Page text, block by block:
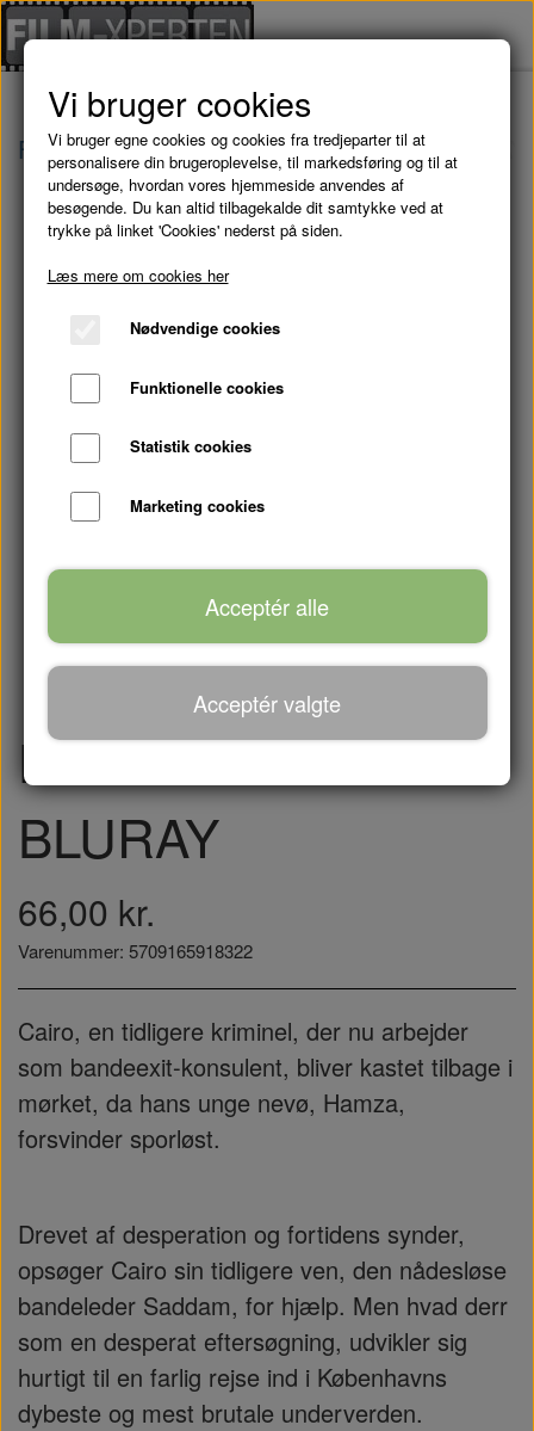
Forside Danske Film HELE VEJEN - BLURAY
HELE VEJEN -
BLURAY
66,00 kr.
Varenummer: 5709165918322
Cairo, en tidligere kriminel, der nu arbejder
som bandeexit-konsulent, bliver kastet tilbage i
mørket, da hans unge nevø, Hamza,
forsvinder sporløst.
Drevet af desperation og fortidens synder,
opsøger Cairo sin tidligere ven, den nådesløse
bandeleder Saddam, for hjælp. Men hvad derr
som en desperat eftersøgning, udvikler sig
hurtigt til en farlig rejse ind i Københavns
dybeste og mest brutale underverden.
Vi bruger cookies
Vi bruger egne cookies og cookies fra tredjeparter til at
personalisere din brugeroplevelse, til markedsføring og til at
undersøge, hvordan vores hjemmeside anvendes af
besøgende. Du kan altid tilbagekalde dit samtykke ved at
trykke på linket 'Cookies' nederst på siden.
Læs mere om cookies her
Nødvendige cookies
Funktionelle cookies
Statistik cookies
Marketing cookies
Acceptér alle
Acceptér valgte